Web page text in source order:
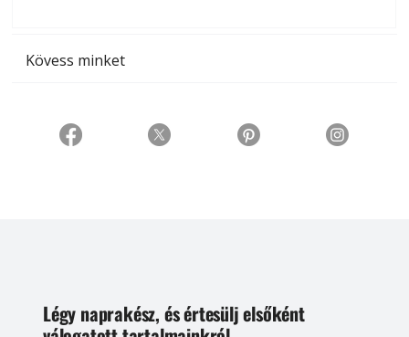
Kövess minket
Légy naprakész, és értesülj elsőként